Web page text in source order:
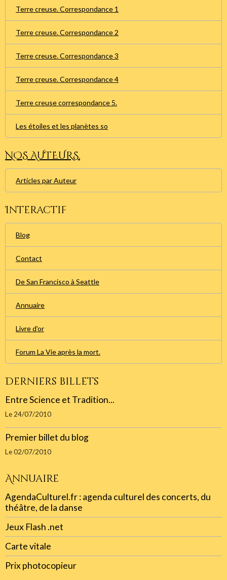
Terre creuse. Correspondance 1
Terre creuse. Correspondance 2
Terre creuse. Correspondance 3
Terre creuse. Correspondance 4
Terre creuse correspondance 5.
Les étoiles et les planètes so
NOS AUTEURS.
Articles par Auteur
Interactif
Blog
Contact
De San Francisco à Seattle
Annuaire
Livre d'or
Forum La Vie après la mort.
Derniers billets
Entre Science et Tradition...
Le 24/07/2010
Premier billet du blog
Le 02/07/2010
Annuaire
AgendaCulturel.fr : agenda culturel des concerts, du
théâtre, de la danse
Jeux Flash .net
Carte vitale
Prix photocopieur